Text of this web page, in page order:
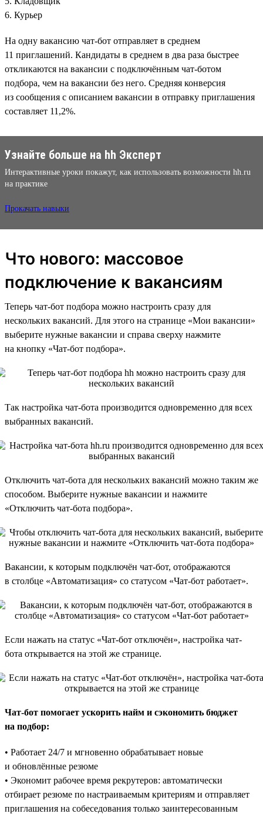
6. Курьер
На одну вакансию чат-бот отправляет в среднем
11 приглашений. Кандидаты в среднем в два раза быстрее
откликаются на вакансии с подключённым чат-ботом
подбора, чем на вакансии без него. Средняя конверсия
из сообщения с описанием вакансии в отправку приглашения
составляет 11,2%.
Узнайте больше на hh Эксперт
Интерактивные уроки покажут, как использовать возможности hh.ru
на практике
Прокачать навыки
Что нового: массовое
подключение к вакансиям
Теперь чат-бот подбора можно настроить сразу для
нескольких вакансий. Для этого на странице «Мои вакансии»
выберите нужные вакансии и справа сверху нажмите
на кнопку «Чат-бот подбора».
Так настройка чат-бота производится одновременно для всех
выбранных вакансий.
Отключить чат-бота для нескольких вакансий можно таким же
способом. Выберите нужные вакансии и нажмите
«Отключить чат-бота подбора».
Вакансии, к которым подключён чат-бот, отображаются
в столбце «Автоматизация» со статусом «Чат-бот работает».
Если нажать на статус «Чат-бот отключён», настройка чат-
бота открывается на этой же странице.
Чат-бот помогает ускорить найм и сэкономить бюджет
на подбор:
• Работает 24/7 и мгновенно обрабатывает новые
и обновлённые резюме
• Экономит рабочее время рекрутеров: автоматически
отбирает резюме по настраиваемым критериям и отправляет
приглашения на собеседования только заинтересованным